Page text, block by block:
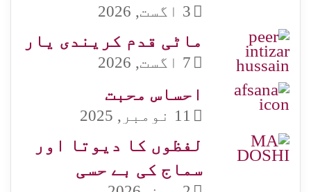
3 اگست, 2026
ماٹی قدم کریندی یار
7 اگست, 2026
احساس محبت
11 نومبر, 2025
لفظوں کا دیوتا اور
سماج کی بے حسی